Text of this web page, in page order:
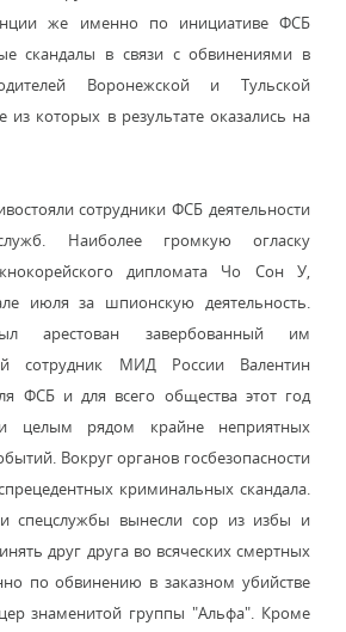
же именно по инициативе ФСБ
скандалы в связи с обвинениями в
Воронежской и Тульской
из которых в результате оказались на
сотрудники ФСБ деятельности
Наиболее громкую огласку
дипломата Чо Сон У,
июля за шпионскую деятельность.
арестован завербованный им
сотрудник МИД России Валентин
ФСБ и для всего общества этот год
целым рядом крайне неприятных
Вокруг органов госбезопасности
криминальных скандала.
спецслужбы вынесли сор из избы и
друг друга во всяческих смертных
по обвинению в заказном убийстве
знаменитой группы "Альфа". Кроме